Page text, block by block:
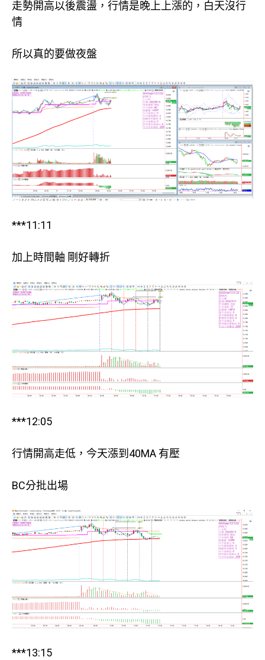
走勢開高以後震盪，行情是晚上上漲的，白天沒行
情
所以真的要做夜盤
***11:11
加上時間軸 剛好轉折
***12:05
行情開高走低，今天漲到40MA 有壓
BC分批出場
***13:15